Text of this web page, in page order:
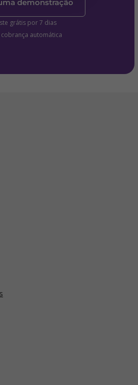
demonstração
grátis por 7 dias
cobrança automática